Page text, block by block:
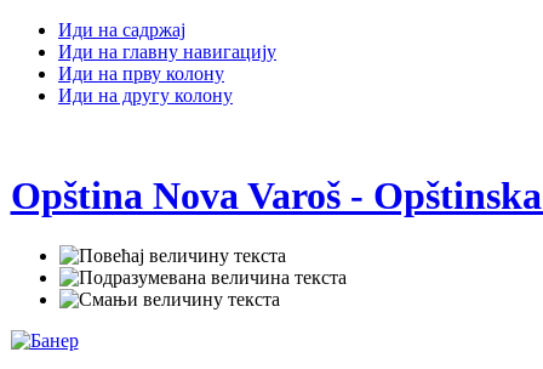
Иди на садржај
Иди на главну навигацију
Иди на прву колону
Иди на другу колону
Opština Nova Varoš -